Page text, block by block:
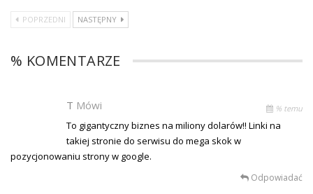
POPRZEDNI NASTĘPNY
% KOMENTARZE
T Mówi % temu
To gigantyczny biznes na miliony dolarów!! Linki na
takiej stronie do serwisu do mega skok w
pozycjonowaniu strony w google.
Odpowiadać